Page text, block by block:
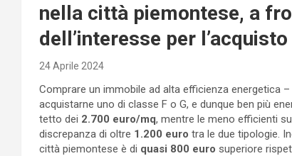
nella città piemontese, a
dell’interesse per l’acquisto
24 Aprile 2024
Comprare un immobile ad alta efficienza energetica
acquistarne uno di classe F o G, e dunque ben più
tetto dei 2.700 euro/mq, mentre le meno efficienti
discrepanza di oltre 1.200 euro tra le due tipologie.
città piemontese è di quasi 800 euro superiore